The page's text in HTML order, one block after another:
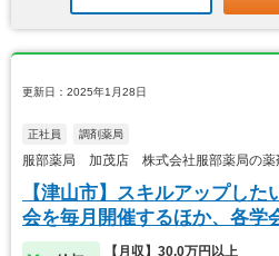
更新日：2025年1月28日
正社員 調剤薬局
服部薬局 加茂店 株式会社服部薬局の薬
【津山市】スキルアップし
会を毎月開催するほか、各学
す！
【月収】30.0万円以上